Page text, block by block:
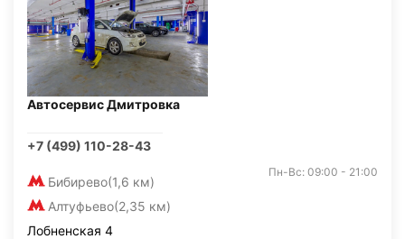
Автосервис Дмитровка
+7 (499) 110-28-43
Бибирево(1,6 км)
Алтуфьево(2,35 км)
Пн-Вс: 09:00 - 21:00
Лобненская 4